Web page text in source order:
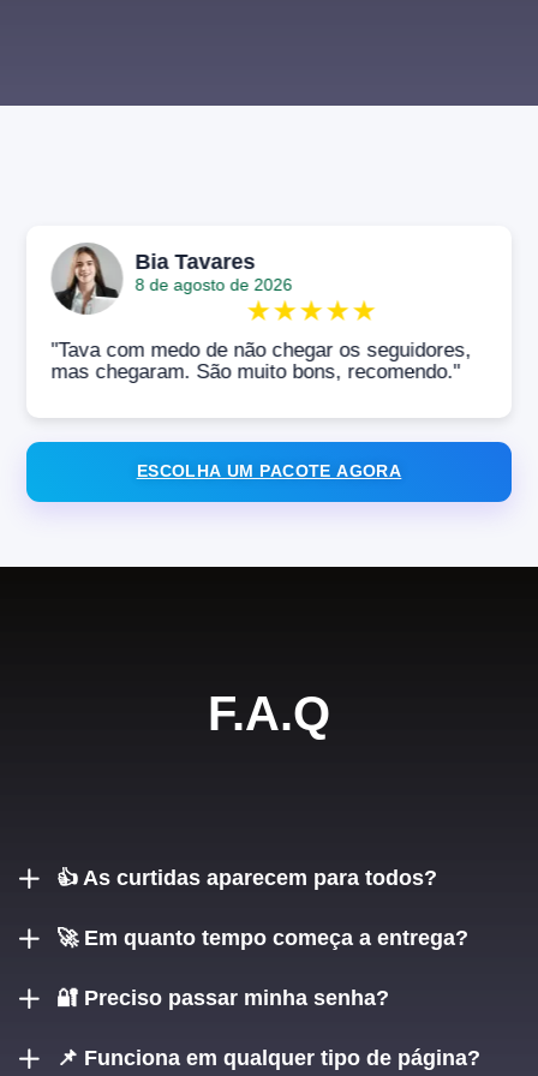
Bia Tavares
8 de agosto de 2026
★★★★★
"Tava com medo de não chegar os seguidores,
mas chegaram. São muito bons, recomendo."
ESCOLHA UM PACOTE AGORA
F.A.Q
👍 As curtidas aparecem para todos?
Sim! As curtidas são públicas e ficam visíveis na sua página.
🚀 Em quanto tempo começa a entrega?
Geralmente em poucos minutos após o pagamento
aprovado.
🔐 Preciso passar minha senha?
Não! Você só informa o link da página. Nenhum acesso é
necessário.
📌 Funciona em qualquer tipo de página?